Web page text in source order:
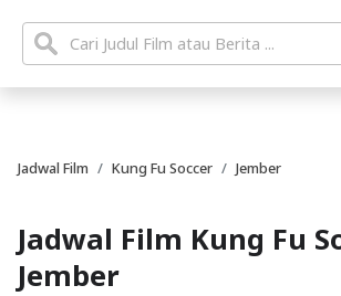
Jadwal Film Kung Fu Soccer Jember
Jadwal Film Kung Fu
Jember